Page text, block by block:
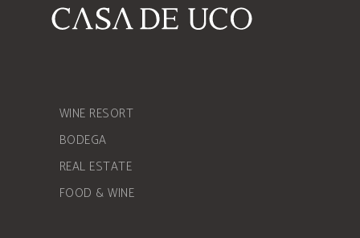
WINE RESORT
BODEGA
REAL ESTATE
FOOD & WINE